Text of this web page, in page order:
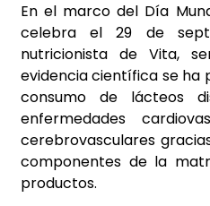
En el marco del Día
celebra el 29 de
nutricionista de Vita,
evidencia científica se ha
consumo de lácteos
enfermedades
cerebrovasculares
componentes de la
productos.